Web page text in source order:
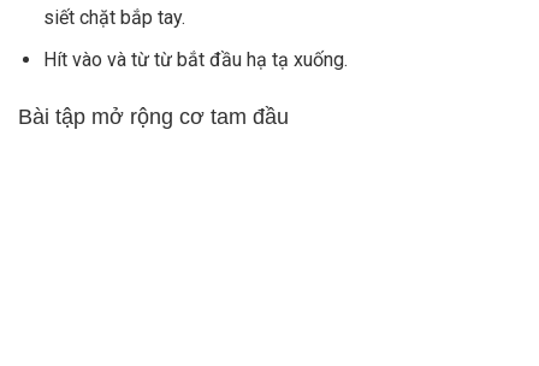
siết chặt bắp tay.
Hít vào và từ từ bắt đầu hạ tạ xuống.
Bài tập mở rộng cơ tam đầu